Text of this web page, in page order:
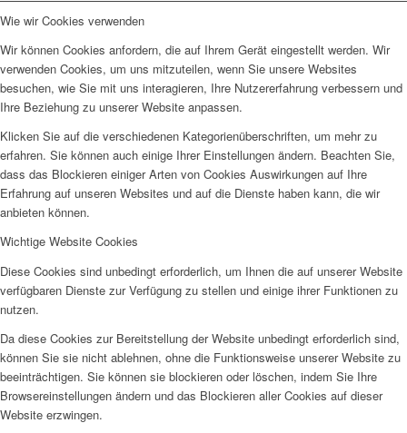
Frauenhaus
Kinder und Jugend
Wie wir Cookies verwenden
Wir können Cookies anfordern, die auf Ihrem Gerät eingestellt werden. Wir
verwenden Cookies, um uns mitzuteilen, wenn Sie unsere Websites
besuchen, wie Sie mit uns interagieren, Ihre Nutzererfahrung verbessern und
Ihre Beziehung zu unserer Website anpassen.
Klicken Sie auf die verschiedenen Kategorienüberschriften, um mehr zu
erfahren. Sie können auch einige Ihrer Einstellungen ändern. Beachten Sie,
dass das Blockieren einiger Arten von Cookies Auswirkungen auf Ihre
Erfahrung auf unseren Websites und auf die Dienste haben kann, die wir
anbieten können.
Wichtige Website Cookies
Diese Cookies sind unbedingt erforderlich, um Ihnen die auf unserer Website
verfügbaren Dienste zur Verfügung zu stellen und einige ihrer Funktionen zu
nutzen.
Da diese Cookies zur Bereitstellung der Website unbedingt erforderlich sind,
können Sie sie nicht ablehnen, ohne die Funktionsweise unserer Website zu
beeinträchtigen. Sie können sie blockieren oder löschen, indem Sie Ihre
Browsereinstellungen ändern und das Blockieren aller Cookies auf dieser
Website erzwingen.